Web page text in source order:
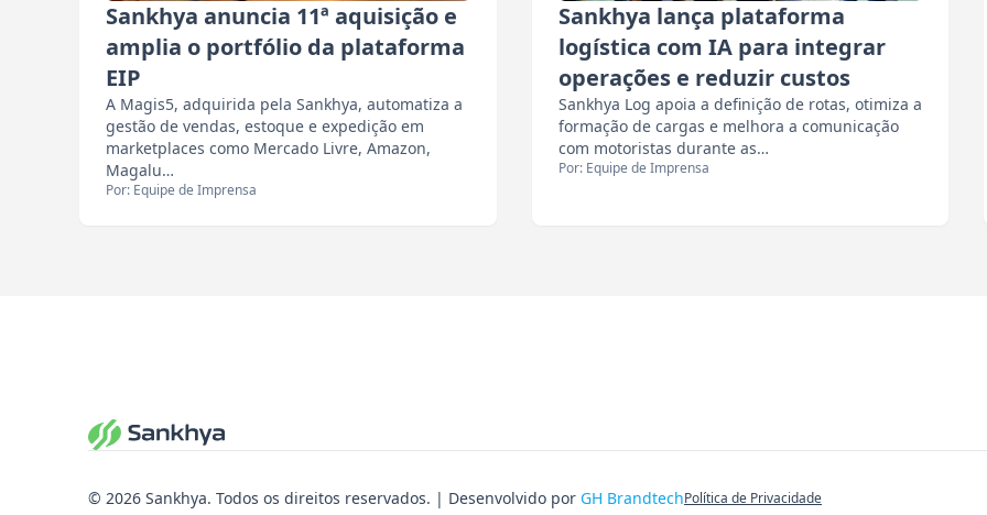
Sankhya anuncia 11ª aquisição e
amplia o portfólio da plataforma
EIP
A Magis5, adquirida pela Sankhya, automatiza a
gestão de vendas, estoque e expedição em
marketplaces como Mercado Livre, Amazon,
Magalu…
Por: Equipe de Imprensa
Sankhya lança plataforma
logística com IA para integrar
operações e reduzir custos
Sankhya Log apoia a definição de rotas, otimiza a
formação de cargas e melhora a comunicação
com motoristas durante as…
Por: Equipe de Imprensa
© 2026 Sankhya. Todos os direitos reservados. | Desenvolvido por GH BrandtechPolítica de Privacidade